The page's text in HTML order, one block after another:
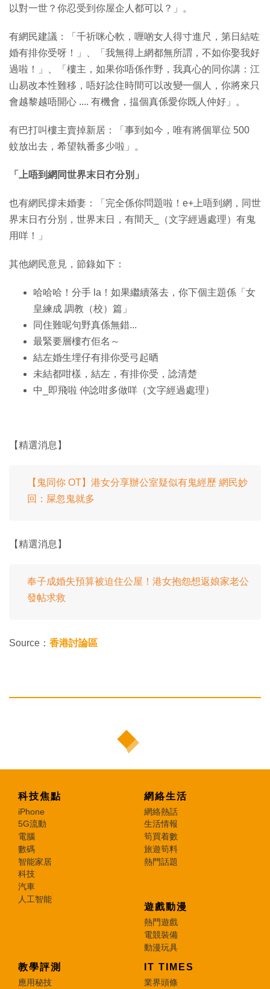
以對一世？你忍受到你屋企人都可以？」。
有網民建議：「千祈咪心軟，喱啲女人得寸進尺，第日結咗
婚有排你受呀！」、「我無得上網都無所謂，不如你娶我好
過啦！」、「樓主，如果你唔係作野，我真心的同你講：江
山易改本性難移，唔好諗住時間可以改變一個人，你將來只
會越黎越唔開心 .... 有機會，揾個真係愛你既人仲好」。
有巴打叫樓主賣掉新居：「事到如今，唯有將個單位 500
蚊放出去，希望執番多少啦」。
「上唔到網同世界末日冇分別」
也有網民撐未婚妻：「完全係你問題啦！e+上唔到網，同世
界末日冇分別，世界末日，有間天_（文字經過處理）有鬼
用咩！」
其他網民意見，節錄如下：
哈哈哈！分手 la！如果繼續落去，你下個主題係「女
皇練成 調教（校）篇」
同住難呢句野真係無錯...
最緊要層樓冇佢名～
結左婚生埋仔有排你受弓起晒
未結都咁樣，結左，有排你受，諗清楚
中_即飛啦 仲諗咁多做咩（文字經過處理）
【精選消息】
【鬼同你 OT】港女分享辦公室疑似有鬼經歷 網民妙
回：屎忽鬼就多
【精選消息】
奉子成婚失預算被迫住公屋！港女抱怨想返娘家老公
發帖求救
Source： 香港討論區
科技焦點
iPhone
5G流動
電腦
數碼
智能家居
科技
汽車
人工智能
網絡生活
網絡熱話
生活情報
筍買着數
旅遊筍料
熱門話題
遊戲動漫
熱門遊戲
電競裝備
動漫玩具
教學評測
應用秘技
IT TIMES
業界頭條